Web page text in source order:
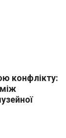
конфлікту: